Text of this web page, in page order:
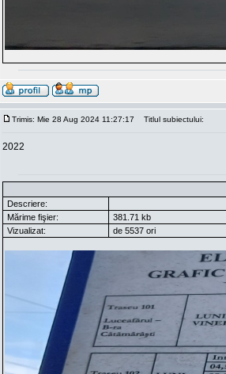
Trimis: Mie 28 Aug 2024 11:27:17 Titlul subiectului:
2022
Descriere:
Mărime fişier:
381.71 kb
Vizualizat:
de 5537 ori